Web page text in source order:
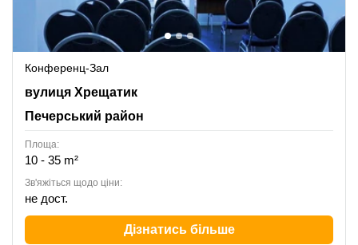
Конференц-Зал
Khreschatyk Street 7/11, Печерський район
вулиця Хрещатик
Печерський район
Площа:
10 - 35 m²
Зв'яжіться щодо ціни:
не дост.
Дізнатись більше